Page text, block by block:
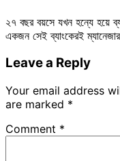
২৭ বছর বয়সে যখন হন্যে হয়ে
একজন সেই ব্যাংকেরই
Leave a Reply
Your email address
are marked *
Comment *